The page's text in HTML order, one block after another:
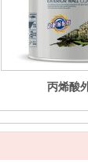
丙烯酸